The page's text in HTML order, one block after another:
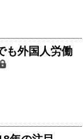
も外国人労働